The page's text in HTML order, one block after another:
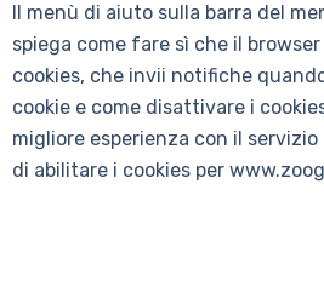
Il menù di aiuto sulla barra del
spiega come fare sì che il
cookies, che invii notifiche
cookie e come disattivare i
migliore esperienza con il servizio
di abilitare i cookies per